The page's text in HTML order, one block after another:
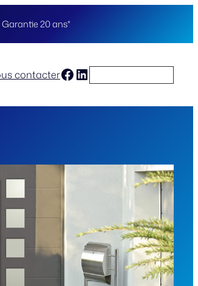
Garantie 20 ans*
contacterFacebook
LinkedIn